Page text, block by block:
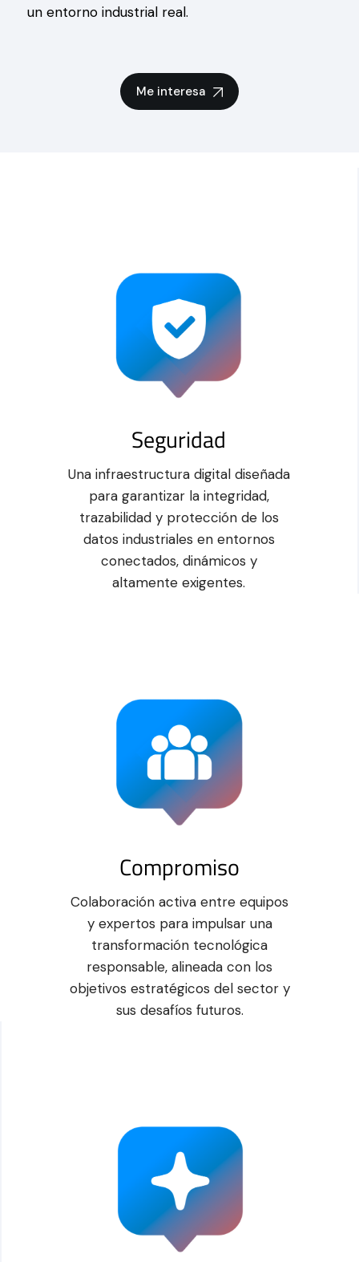
un entorno industrial real.
Me interesa
Seguridad
Una infraestructura digital diseñada
para garantizar la integridad,
trazabilidad y protección de los
datos industriales en entornos
conectados, dinámicos y
altamente exigentes.
Compromiso
Colaboración activa entre equipos
y expertos para impulsar una
transformación tecnológica
responsable, alineada con los
objetivos estratégicos del sector y
sus desafíos futuros.